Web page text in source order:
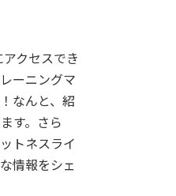
クセスでき
ーニングマ
なんと、紹
す。さら
トネスライ
情報をシェ